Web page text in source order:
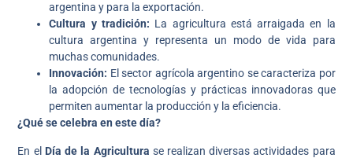
argentina y para la exportación.
Cultura y tradición: La agricultura está arraigada en la
cultura argentina y representa un modo de vida para
muchas comunidades.
Innovación: El sector agrícola argentino se caracteriza por
la adopción de tecnologías y prácticas innovadoras que
permiten aumentar la producción y la eficiencia.
¿Qué se celebra en este día?
En el Día de la Agricultura se realizan diversas actividades para